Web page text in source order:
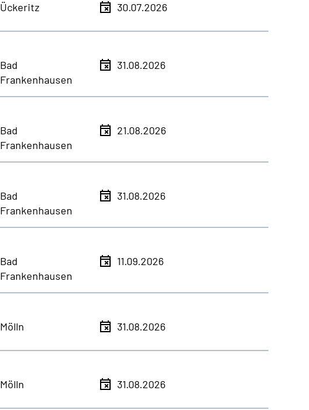
Ückeritz 30.07.2026
Bad
Frankenhausen
31.08.2026
Bad
Frankenhausen
21.08.2026
Bad
Frankenhausen
31.08.2026
Bad
Frankenhausen
11.09.2026
Mölln 31.08.2026
Mölln 31.08.2026